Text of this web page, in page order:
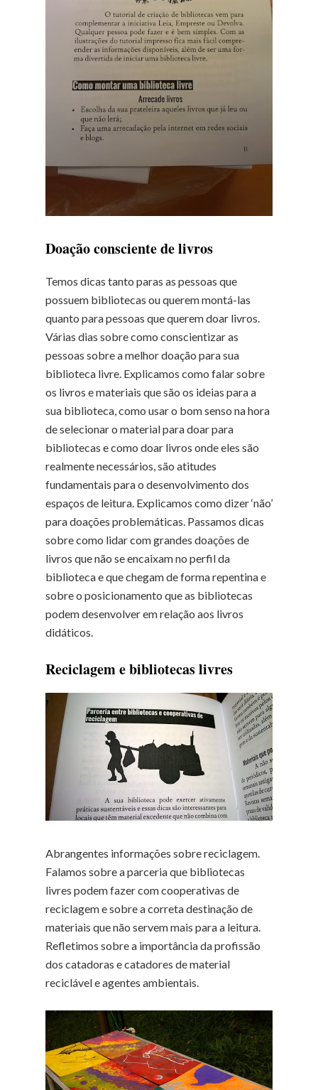
Doação consciente de livros
Temos dicas tanto paras as pessoas que
possuem bibliotecas ou querem montá-las
quanto para pessoas que querem doar livros.
Várias dias sobre como conscientizar as
pessoas sobre a melhor doação para sua
biblioteca livre. Explicamos como falar sobre
os livros e materiais que são os ideias para a
sua biblioteca, como usar o bom senso na hora
de selecionar o material para doar para
bibliotecas e como doar livros onde eles são
realmente necessários, são atitudes
fundamentais para o desenvolvimento dos
espaços de leitura. Explicamos como dizer ‘não’
para doações problemáticas. Passamos dicas
sobre como lidar com grandes doações de
livros que não se encaixam no perfil da
biblioteca e que chegam de forma repentina e
sobre o posicionamento que as bibliotecas
podem desenvolver em relação aos livros
didáticos.
Reciclagem e bibliotecas livres
Abrangentes informações sobre reciclagem.
Falamos sobre a parceria que bibliotecas
livres podem fazer com cooperativas de
reciclagem e sobre a correta destinação de
materiais que não servem mais para a leitura.
Refletimos sobre a importância da profissão
dos catadoras e catadores de material
reciclável e agentes ambientais.